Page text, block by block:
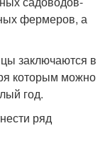
фермеров, а
заключаются в
которым можно
год.
ряд